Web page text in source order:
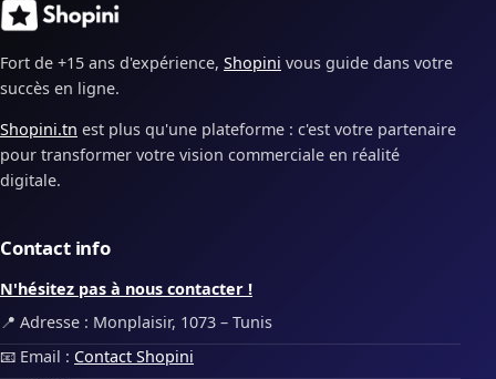
Fort de +15 ans d'expérience, Shopini vous guide dans votre
succès en ligne.
Shopini.tn est plus qu'une plateforme : c'est votre partenaire
pour transformer votre vision commerciale en réalité
digitale.
Contact info
N'hésitez pas à nous contacter !
📍 Adresse : Monplaisir, 1073 – Tunis
📧 Email : Contact Shopini